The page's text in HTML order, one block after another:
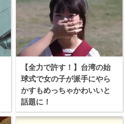
【全力で許す！】台湾の始
球式で女の子が派手にやら
かすもめっちゃかわいいと
話題に！